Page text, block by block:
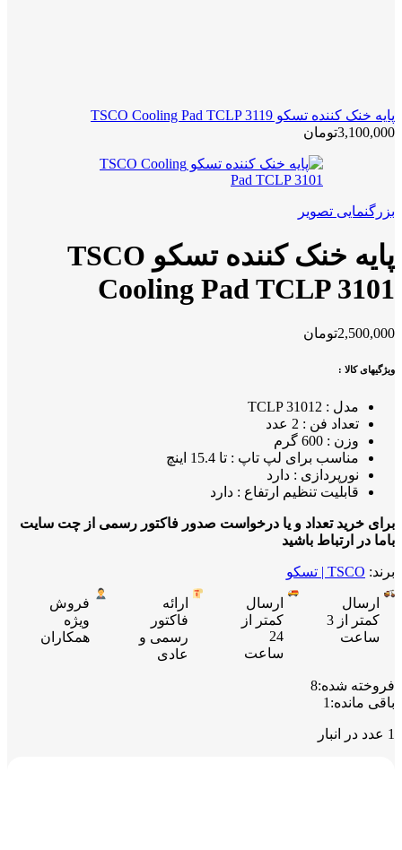
پایه خنک کننده تسکو TSCO Cooling Pad TCLP 3119
3,100,000تومان
بزرگنمایی تصویر
پایه خنک کننده تسکو TSCO
Cooling Pad TCLP 3101
2,500,000تومان
ویژگیهای کالا :
مدل : TCLP 31012
تعداد فن : 2 عدد
وزن : 600 گرم
مناسب برای لپ تاپ : تا 15.4 اینچ
نورپردازی : دارد
قابلیت تنظیم ارتفاع : دارد
برای خرید تعداد و یا درخواست صدور فاکتور رسمی از چت سایت
باما در ارتباط باشید
برند: TSCO | تسکو
ارسال
کمتر از 3
ساعت
ارسال
کمتر از
24
ساعت
ارائه
فاکتور
رسمی و
عادی
فروش
ویژه
همکاران
فروخته شده:8
باقی مانده: 1
1 عدد در انبار